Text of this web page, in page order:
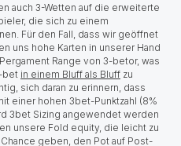
auch 3-Wetten auf die erweiterte
die sich zu einem
Für den Fall, dass wir geöffnet
uns hohe Karten in unserer Hand
Range von 3-betor, was
bet in einem Bluff als Bluff zu
sich daran zu erinnern, dass
einer hohen 3bet-Punktzahl (8%
3bet Sizing angewendet werden
unsere Fold equity, die leicht zu
geben, den Pot auf Post-